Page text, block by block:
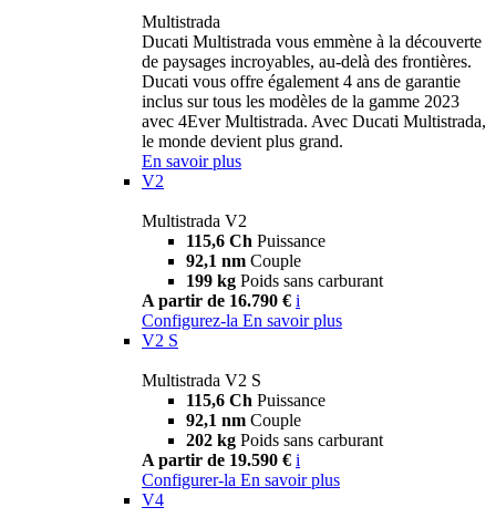
Multistrada
Ducati Multistrada vous emmène à la découverte
de paysages incroyables, au-delà des frontières.
Ducati vous offre également 4 ans de garantie
inclus sur tous les modèles de la gamme 2023
avec 4Ever Multistrada. Avec Ducati Multistrada,
le monde devient plus grand.
En savoir plus
V2
Multistrada V2
115,6 Ch Puissance
92,1 nm Couple
199 kg Poids sans carburant
A partir de 16.790 € i
Configurez-la En savoir plus
V2 S
Multistrada V2 S
115,6 Ch Puissance
92,1 nm Couple
202 kg Poids sans carburant
A partir de 19.590 € i
Configurer-la En savoir plus
V4